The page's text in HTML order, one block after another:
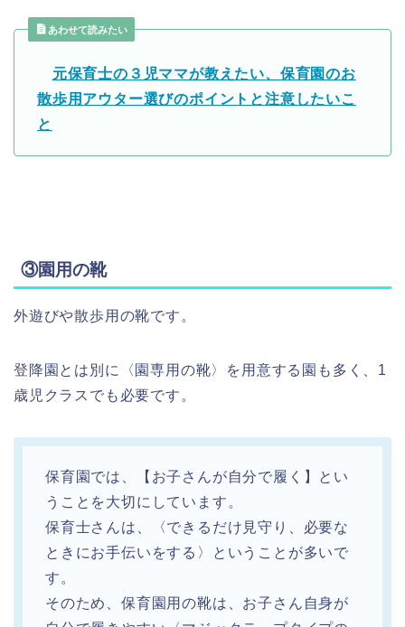
あわせて読みたい
元保育士の３児ママが教えたい、保育園のお
散歩用アウター選びのポイントと注意したいこ
と
③園用の靴
外遊びや散歩用の靴です。
登降園とは別に〈園専用の靴〉を用意する園も多く、1
歳児クラスでも必要です。
保育園では、【お子さんが自分で履く】とい
うことを大切にしています。
保育士さんは、〈できるだけ見守り、必要な
ときにお手伝いをする〉ということが多いで
す。
そのため、保育園用の靴は、お子さん自身が